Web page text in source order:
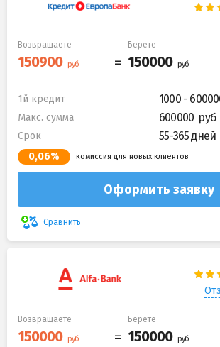
Возвращаете Берете
1й кредит 1000 -
Макс. сумма 600000
Срок 55-365 дней
0,06% комиссия для новых клиентов
Оформить заявку
Сравнить
Возвращаете Берете